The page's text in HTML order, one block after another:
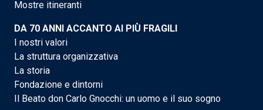
Mostre itineranti
DA 70 ANNI ACCANTO AI PIÙ FRAGILI
I nostri valori
La struttura organizzativa
La storia
Fondazione e dintorni
Il Beato don Carlo Gnocchi: un uomo e il suo sogno